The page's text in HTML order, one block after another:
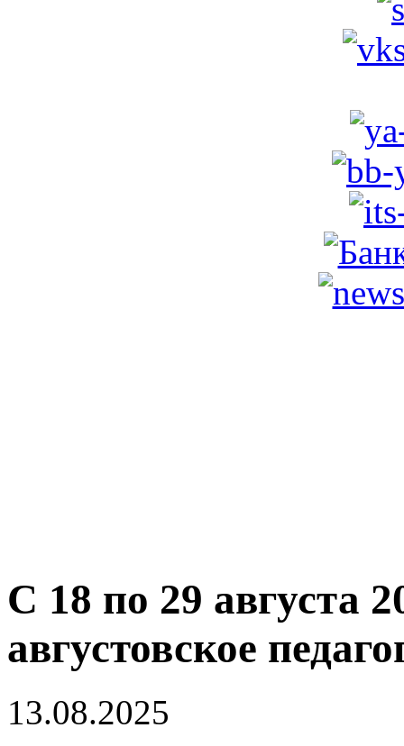
С 18 по 29 августа
августовское
13.08.2025